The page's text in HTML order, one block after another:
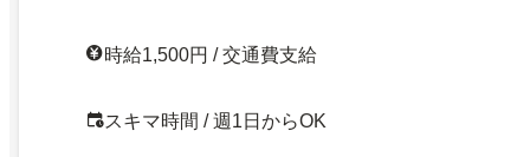
時給1,500円 / 交通費支給
スキマ時間 / 週1日からOK